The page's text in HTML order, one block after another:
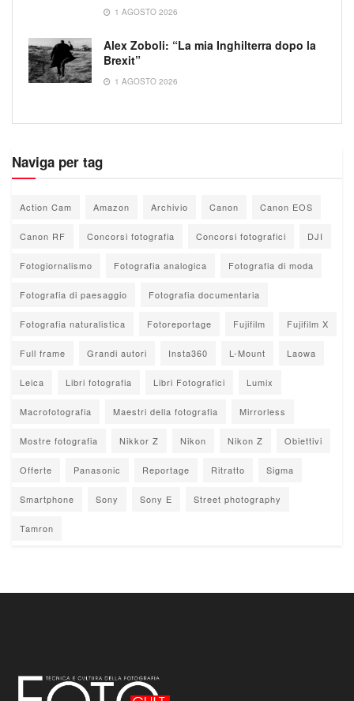
1 AGOSTO 2026
Alex Zoboli: “La mia Inghilterra dopo la
Brexit”
1 AGOSTO 2026
Naviga per tag
Action Cam Amazon Archivio Canon Canon EOS
Canon RF Concorsi fotografia Concorsi fotografici DJI
Fotogiornalismo Fotografia analogica Fotografia di moda
Fotografia di paesaggio Fotografia documentaria
Fotografia naturalistica Fotoreportage Fujifilm Fujifilm X
Full frame Grandi autori Insta360 L-Mount Laowa
Leica Libri fotografia Libri Fotografici Lumix
Macrofotografia Maestri della fotografia Mirrorless
Mostre fotografia Nikkor Z Nikon Nikon Z Obiettivi
Offerte Panasonic Reportage Ritratto Sigma
Smartphone Sony Sony E Street photography
Tamron